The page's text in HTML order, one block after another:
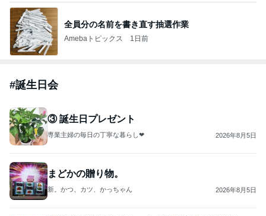
全員分の名前を書き直す抽選作業
Amebaトピックス 1日前
#誕生日会
③ 誕生日プレゼント
2026年8月5日
まどかの贈り物。
新。かつ、カツ、かっちゃん 2026年8月5日